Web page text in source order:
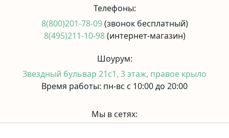
Телефоны:
8(800)201-78-09(звонок бесплатный)
8(495)211-10-98(интернет-магазин)
Шоурум:
Звездный бульвар 21с1, 3 этаж, правое крыло
Время работы: пн-вс с 10:00 до 20:00
Мы в сетях: